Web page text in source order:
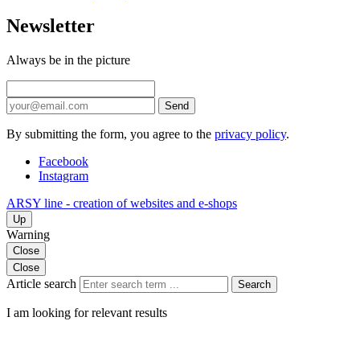
Newsletter
Always be in the picture
Send
By submitting the form, you agree to the privacy policy.
Facebook
Instagram
ARSY line - creation of websites and e-shops
Up
Warning
Close
Close
Article search Search
I am looking for relevant results